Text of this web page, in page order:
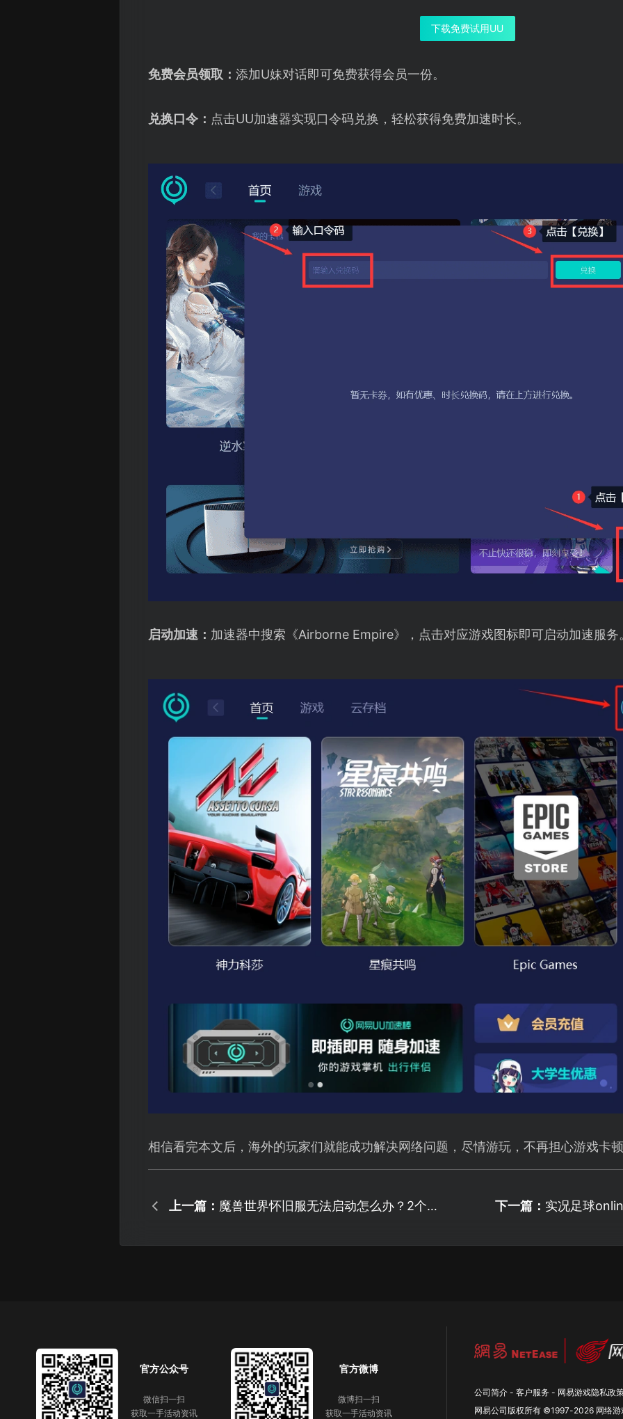
下载免费试用UU
免费会员领取： 添加U妹对话即可免费获得会员一份。
兑换口令： 点击UU加速器实现口令码兑换，轻松获得免费加速时长。
启动加速： 加速器中搜索《Airborne Empire》，点击对应游戏图标即可启动加速服务
相信看完本文后，海外的玩家们就能成功解决网络问题，尽情游玩，不再担心游戏卡
上一篇： 魔兽世界怀旧服无法启动怎么办？2个设
下一篇： 实况足球
官方公众号
微信扫一扫
获取一手活动资讯
官方微博
微博扫一扫
获取一手活动资讯
公司简介 - 客户服务 - 网易游戏隐私政
网易公司版权所有 ©1997-2026 网络